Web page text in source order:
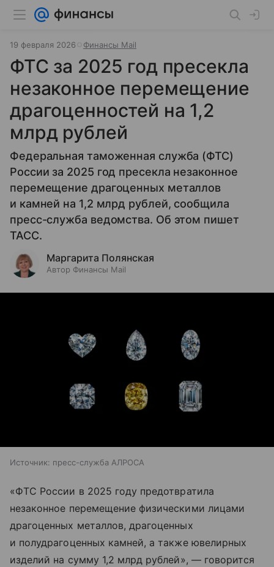
19 февраля 2026 Финансы Mail
ФТС за 2025 год пресекла
незаконное перемещение
драгоценностей на 1,2
млрд рублей
Федеральная таможенная служба (ФТС)
России за 2025 год пресекла незаконное
перемещение драгоценных металлов
и камней на 1,2 млрд рублей, сообщила
пресс-служба ведомства. Об этом пишет
ТАСС.
Маргарита Полянская
Автор Финансы Mail
Источник: пресс-служба АЛРОСА
«ФТС России в 2025 году предотвратила
незаконное перемещение физическими лицами
драгоценных металлов, драгоценных
и полудрагоценных камней, а также ювелирных
изделий на сумму 1,2 млрд рублей», — говорится